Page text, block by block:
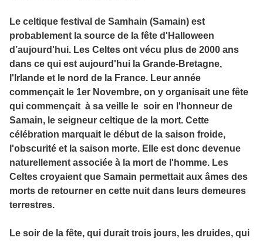
Le celtique festival de Samhain (Samain) est
probablement la source de la fête d'Halloween
d’aujourd'hui. Les Celtes ont vécu plus de 2000 ans
dans ce qui est aujourd'hui la Grande-Bretagne,
l'Irlande et le nord de la France. Leur année
commençait le 1er Novembre, on y organisait une fête
qui commençait à sa veille le soir en l'honneur de
Samain, le seigneur celtique de la mort. Cette
célébration marquait le début de la saison froide,
l'obscurité et la saison morte. Elle est donc devenue
naturellement associée à la mort de l'homme. Les
Celtes croyaient que Samain permettait aux âmes des
morts de retourner en cette nuit dans leurs demeures
terrestres.
Le soir de la fête, qui durait trois jours, les druides, qui